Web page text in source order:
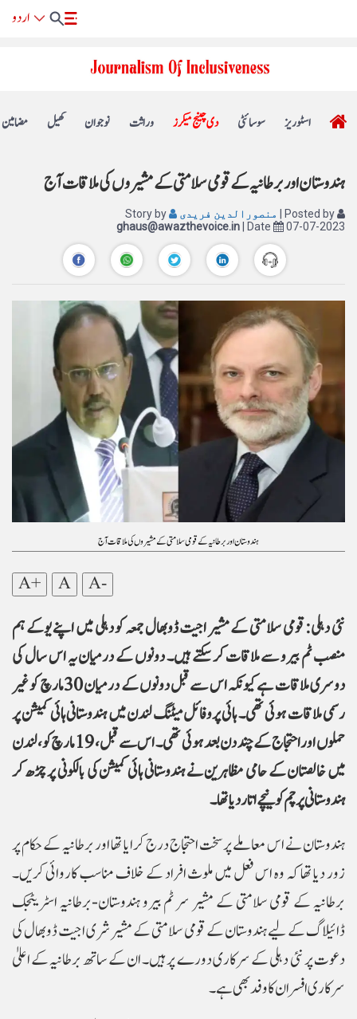
مضامین کھیل نوجوان وراثت دی چینج میکرز سوسائٹی اسٹوریز
ہندوستان اور برطانیہ کے قومی سلامتی کے مشیروں کی ملاقات آج
Story by منصورالدین فریدی
| Posted by
ghaus@awazthevoice.in | Date 07-07-2023
ہندوستان اور برطانیہ کے قومی سلامتی کے مشیروں کی ملاقات آج
A+ A A-
نئی دہلی: قومی سلامتی کے مشیر اجیت ڈوبھال جمعہ کو دہلی میں اپنے یوکے ہم
منصب ٹم بیرو سے ملاقات کرسکتے ہیں۔ دونوں کے درمیان یہ اس سال کی
دوسری ملاقات ہے کیونکہ اس سے قبل دونوں کے درمیان 30 مارچ کو غیر
رسمی ملاقات ہوئی تھی۔ ہائی پروفائل میٹنگ لندن میں ہندوستانی ہائی کمیشن پر
حملوں اور احتجاج کے چند دن بعد ہوئی تھی۔ اس سے قبل، 19 مارچ کو، لندن
میں خالصتان کے حامی مظاہرین نے ہندوستانی ہائی کمیشن کی بالکونی پر چڑھ کر
ہندوستانی پرچم کو نیچے اتار دیاتھا۔
ہندوستان نے اس معاملے پر سخت احتجاج درج کرایا تھا اور برطانیہ کے حکام پر
زور دیا تھا کہ وہ اس فعل میں ملوث افراد کے خلاف مناسب کاروائی کریں۔
برطانیہ کے قومی سلامتی کے مشیر سر ٹم بیرو ہندوستان-برطانیہ اسٹریٹجک
ڈائیلاگ کے لیے ہندوستان کے قومی سلامتی کے مشیر شری اجیت ڈوبھال کی
دعوت پر نئی دہلی کے سرکاری دورے پر ہیں۔ ان کے ساتھ برطانیہ کے اعلیٰ
سرکاری افسران کا وفد بھی ہے۔